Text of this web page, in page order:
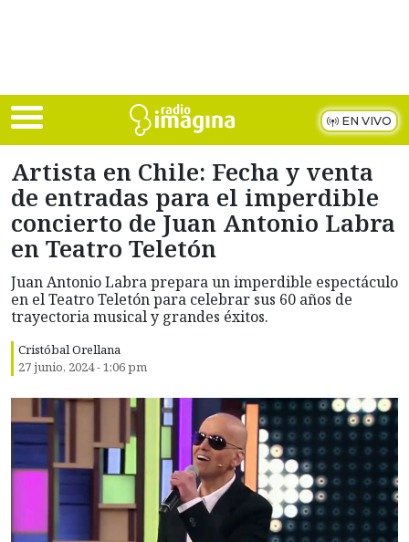
EN VIVO
Artista en Chile: Fecha y venta
de entradas para el imperdible
concierto de Juan Antonio Labra
en Teatro Teletón
Juan Antonio Labra prepara un imperdible espectáculo
en el Teatro Teletón para celebrar sus 60 años de
trayectoria musical y grandes éxitos.
Cristóbal Orellana
27 junio, 2024 - 1:06 pm